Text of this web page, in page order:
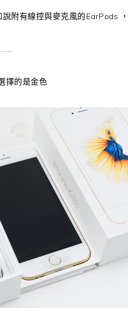
附有線控與麥克風的EarPods ，
擇的是金色